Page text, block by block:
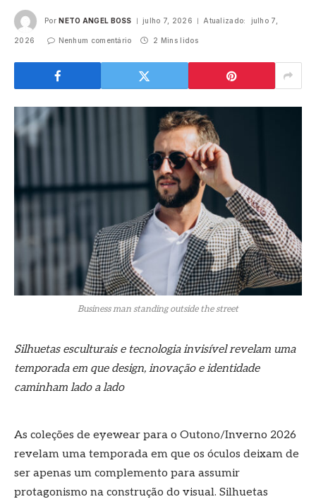
Por NETO ANGEL BOSS julho 7, 2026 Atualizado: julho 7,
2026 Nenhum comentário 2 Mins lidos
Business man standing outside the street
Silhuetas esculturais e tecnologia invisível revelam uma
temporada em que design, inovação e identidade
caminham lado a lado
As coleções de eyewear para o Outono/Inverno 2026
revelam uma temporada em que os óculos deixam de
ser apenas um complemento para assumir
protagonismo na construção do visual. Silhuetas